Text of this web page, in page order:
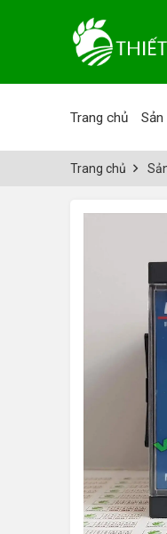
Trang chủ Sản
Trang chủ